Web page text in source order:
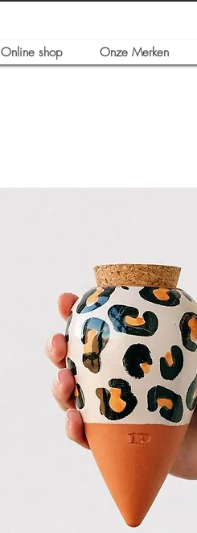
Online shop Onze Merken